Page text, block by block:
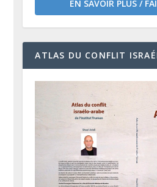
EN SAVOIR PLUS /
ATLAS DU CONFLIT